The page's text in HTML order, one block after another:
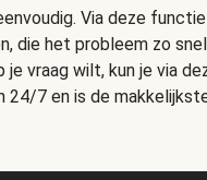
Via deze
die het probleem zo
je vraag wilt, kun je via
24/7 en is de